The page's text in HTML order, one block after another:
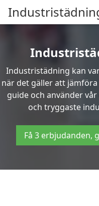
Industristädning kan
när det gäller att
guide och använder
och tryggaste
Få 3 erbjudanden,